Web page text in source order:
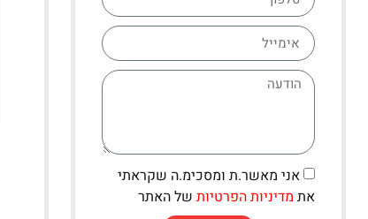
אני מאשר.ת ומסכימ.ה שקראתי
את מדיניות הפרטיות של האתר